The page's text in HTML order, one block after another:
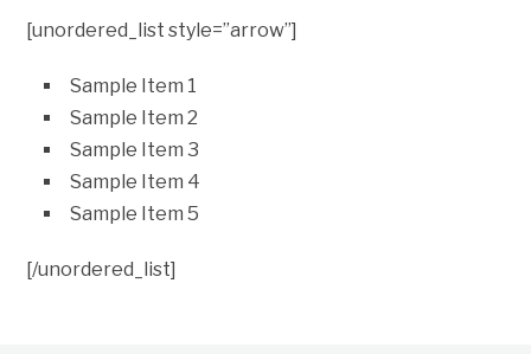
[unordered_list style=”arrow”]
Sample Item 1
Sample Item 2
Sample Item 3
Sample Item 4
Sample Item 5
[/unordered_list]